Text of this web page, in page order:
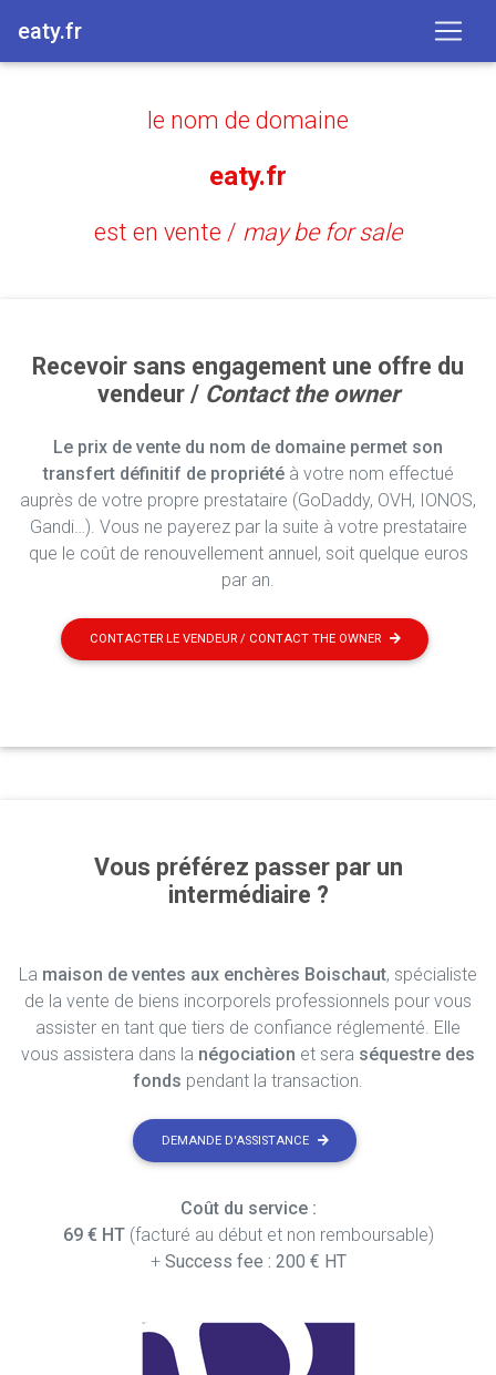
eaty.fr
le nom de domaine
eaty.fr
est en vente / may be for sale
Recevoir sans engagement une offre du
vendeur / Contact the owner
Le prix de vente du nom de domaine permet son
transfert définitif de propriétéà votre nom effectué
auprès de votre propre prestataire (GoDaddy, OVH, IONOS,
Gandi…). Vous ne payerez par la suite à votre prestataire
que le coût de renouvellement annuel, soit quelque euros
par an.
CONTACTER LE VENDEUR / CONTACT THE OWNER
Vous préférez passer par un
intermédiaire ?
La maison de ventes aux enchères Boischaut, spécialiste
de la vente de biens incorporels professionnels pour vous
assister en tant que tiers de confiance réglementé. Elle
vous assistera dans la négociation et sera séquestre des
fonds pendant la transaction.
DEMANDE D'ASSISTANCE
Coût du service :
69 € HT(facturé au début et non remboursable)
+ Success fee : 200 € HT